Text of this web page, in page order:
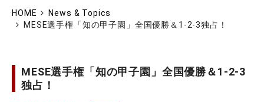
HOME
News & Topics
MESE選手権「知の甲子園」全国優勝＆1-2-3独占！
MESE選手権「知の甲子園」全国優勝＆1-2-3
独占！